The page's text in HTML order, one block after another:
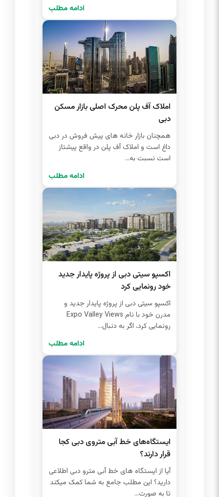
ادامه مطلب
املاک آف پلن محرک اصلی بازار مسکن
دبی
همچنان بازار خانه های پیش فروش در دبی
داغ است و املاک آف پلن در واقع پیشتاز
است نسبت به...
ادامه مطلب
اکسپو سیتی دبی از پروژه پایدار جدید
خود رونمایی کرد
اکسپو سیتی دبی از پروژه پایدار جدید و
مدرن خود با نام Expo Valley Views
رونمایی کرد، اگر به دنبال...
ادامه مطلب
ایستگاه‌های خط آبی متروی دبی کجا
قرار دارند؟
آیا از ایستگاه های خط آبی مترو دبی اطلاعی
دارید؟ این مطلب جامع به شما کمک میکند
تا به صورت...